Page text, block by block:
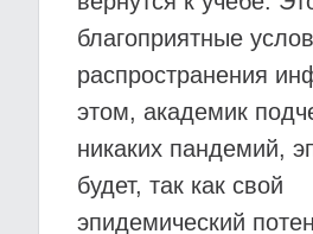
благоприятные
распространения
этом, академик
никаких пандемий,
будет, так как свой
эпидемический